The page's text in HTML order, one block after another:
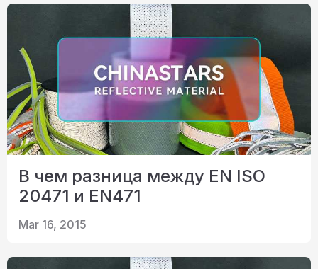
В чем разница между EN ISO
20471 и EN471
Mar 16, 2015